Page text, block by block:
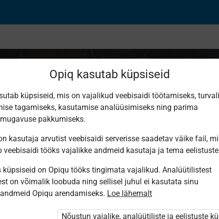
ja ettevõtlus“
on?
Opiq kasutab küpsiseid
küpsiseid, mis on vajalikud veebisaidi töötamiseks,
tagamiseks, kasutamise analüüsimiseks ning parima
pakkumiseks.
kasutaja arvutist veebisaidi serverisse saadetav väike fail,
veebisaidi tööks vajalikke andmeid kasutaja ja tema
küpsiseid on Opiqu tööks tingimata vajalikud. Analüütilistest
on võimalik loobuda ning sellisel juhul ei kasutata sinu
Opiqu arendamiseks. Loe lähemalt
Nõustun vajalike, analüütiliste ja eelistuste